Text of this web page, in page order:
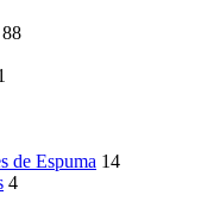
88
de Espuma 14
4